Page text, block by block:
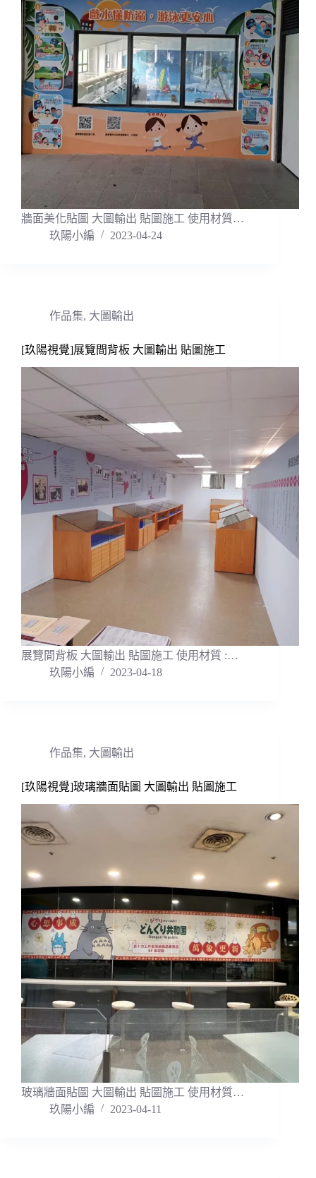
牆面美化貼圖 大圖輸出 貼圖施工 使用材質…
玖陽小編
2023-04-24
作品集, 大圖輸出
[玖陽視覺]展覽間背板 大圖輸出 貼圖施工
展覽間背板 大圖輸出 貼圖施工 使用材質 :…
玖陽小編
2023-04-18
作品集, 大圖輸出
[玖陽視覺]玻璃牆面貼圖 大圖輸出 貼圖施工
玻璃牆面貼圖 大圖輸出 貼圖施工 使用材質…
玖陽小編
2023-04-11